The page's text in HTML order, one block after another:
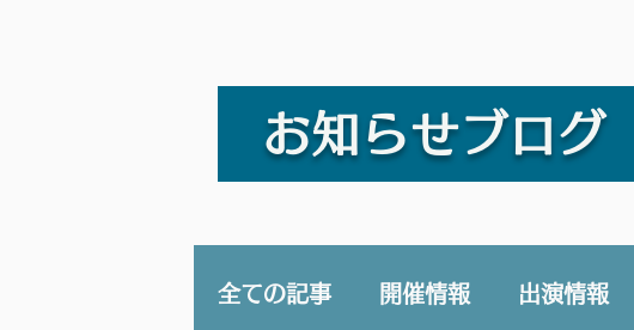
お知らせブログ
全ての記事 開催情報 出演情報